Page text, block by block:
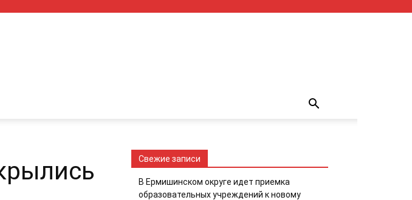
Свежие записи
В Ермишинском округе идет приемка
образовательных учреждений к новому